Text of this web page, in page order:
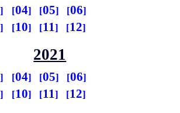
04 05
06
10 11 12
2021
04 05
06
10 11 12